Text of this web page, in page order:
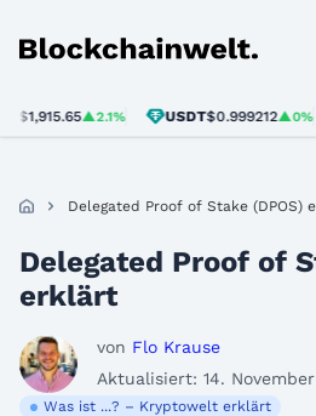
Blockchainwelt
▲2.1% USDT$0.999212▲0%
Delegated Proof of Stake (DPOS)
Delegated Proof of
erklärt
von Flo Krause
Aktualisiert: 14.
Was ist ...? – Kryptowelt erklärt